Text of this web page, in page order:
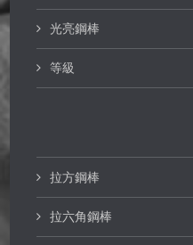
光亮鋼棒
等級
拉方鋼棒
拉六角鋼棒